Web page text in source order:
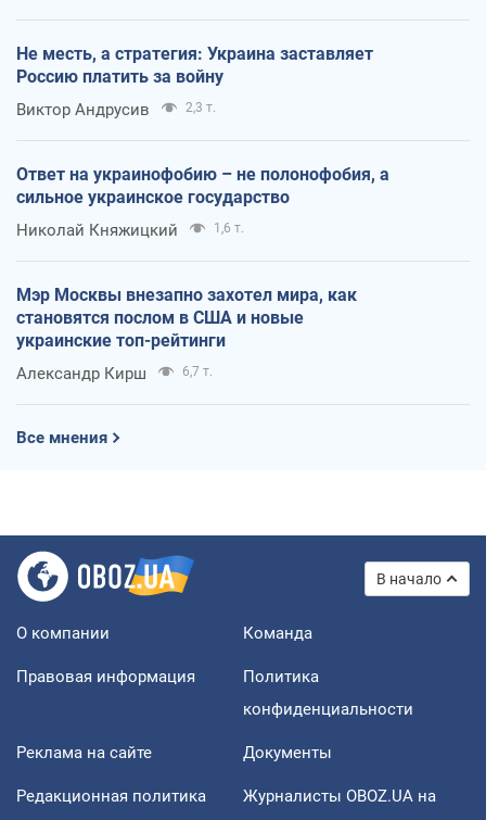
Не месть, а стратегия: Украина заставляет
Россию платить за войну
Виктор Андрусив 2,3 т.
Ответ на украинофобию – не полонофобия, а
сильное украинское государство
Николай Княжицкий 1,6 т.
Мэр Москвы внезапно захотел мира, как
становятся послом в США и новые
украинские топ-рейтинги
Александр Кирш 6,7 т.
Все мнения
В начало
О компании Команда
Правовая информация
Политика
конфиденциальности
Реклама на сайте Документы
Редакционная политика
Журналисты OBOZ.UA на